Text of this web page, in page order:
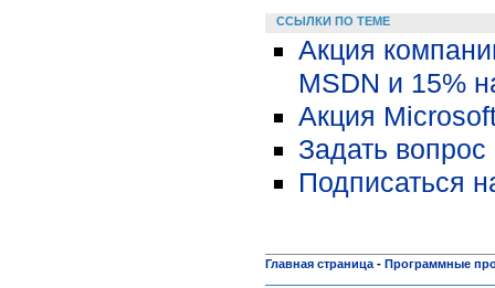
ССЫЛКИ ПО ТЕМЕ
Акция
MSDN и 15%
Акция
Задать
Подписаться
Главная страница - Программные